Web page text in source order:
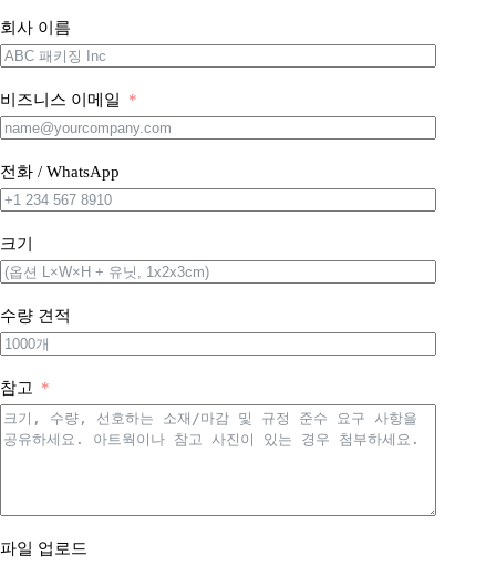
회사 이름
비즈니스 이메일
전화 / WhatsApp
크기
수량 견적
참고
파일 업로드